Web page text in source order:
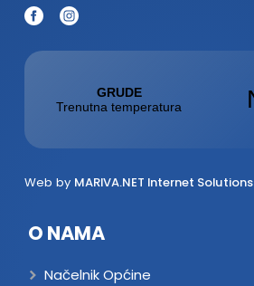
Web by MARIVA.NET Internet Solutions
O NAMA
Načelnik Općine